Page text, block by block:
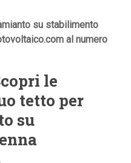
su stabilimento
al numero
le
tetto per
su